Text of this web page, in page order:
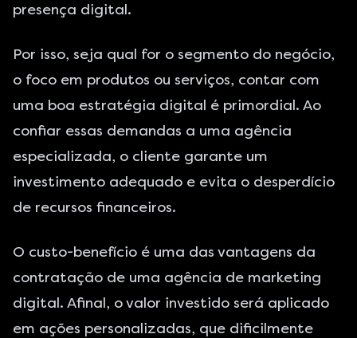
presença digital.
Por isso, seja qual for o segmento do negócio,
o foco em produtos ou serviços, contar com
uma boa estratégia digital é primordial. Ao
confiar essas demandas a uma agência
especializada, o cliente garante um
investimento adequado e evita o desperdício
de recursos financeiros.
O custo-benefício é uma das vantagens da
contratação de uma agência de marketing
digital. Afinal, o valor investido será aplicado
em ações personalizadas, que dificilmente